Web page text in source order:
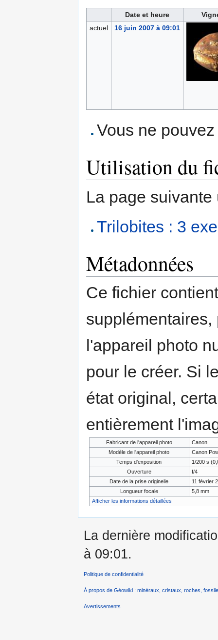
Date et heure
actuel
16 juin 2007 à 09:01
Vous ne
Utilisation du
La page
Trilobites : 3
Métadonnées
Ce fichier
l'appareil photo
pour le créer. Si
état original,
entièrement
Fabricant de l'appareil photo
Canon
Modèle de l'appareil photo
Canon
Temps d'exposition
1/200 s
Ouverture
f/4
Date de la prise originelle
11 février
Longueur focale
5,8 mm
Afficher les informations détaillées
La dernière
à 09:01.
Politique de confidentialité
À propos de Géowiki : minéraux, cristaux, roches,
Avertissements